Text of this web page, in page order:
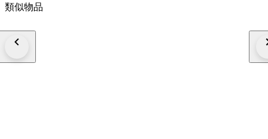
by the buyer. If you purchase multiple items, we can arrange combined
Armani, Fendi, Versace, Gucci, Dior, Chanel, Louis Vuitton, Stone Island,
Veneta, Burberry, and many more.
類似物品